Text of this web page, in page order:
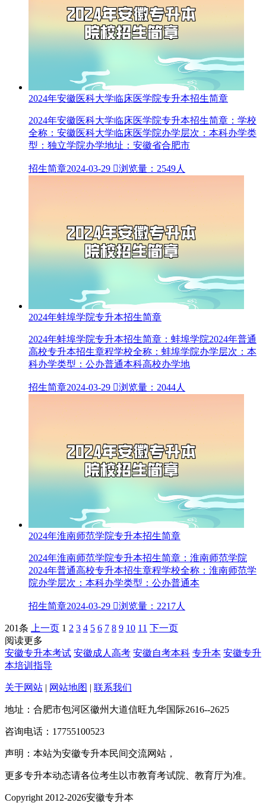
2024年安徽医科大学临床医学院专升本招生简章
2024年安徽医科大学临床医学院专升本招生简章：学校
全称：安徽医科大学临床医学院办学层次：本科办学类
型：独立学院办学地址：安徽省合肥市
招生简章2024-03-29 浏览量：2549人
2024年蚌埠学院专升本招生简章
2024年蚌埠学院专升本招生简章：蚌埠学院2024年普通
高校专升本招生章程学校全称：蚌埠学院办学层次：本
科办学类型：公办普通本科高校办学地
招生简章2024-03-29 浏览量：2044人
2024年淮南师范学院专升本招生简章
2024年淮南师范学院专升本招生简章：淮南师范学院
2024年普通高校专升本招生章程学校全称：淮南师范学
院办学层次：本科办学类型：公办普通本
招生简章2024-03-29 浏览量：2217人
201条 上一页 1 2 3 4 5 6 7 8 9 10 11 下一页
阅读更多
安徽专升本考试 安徽成人高考 安徽自考本科 专升本 安徽专升
本培训指导
关于网站 | 网站地图 | 联系我们
地址：合肥市包河区徽州大道信旺九华国际2616--2625
咨询电话：17755100523
声明：本站为安徽专升本民间交流网站，
更多专升本动态请各位考生以市教育考试院、教育厅为准。
Copyright 2012-2026安徽专升本